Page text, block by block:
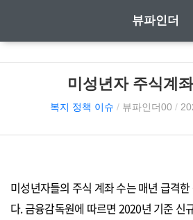
뷰파인더
미성년자 주식계
복지 정책 이슈 / 뷰파인더00 /
미성년자들의 주식 계좌 수는 매년 급격
다. 금융감독원에 따르면 2020년 기준 신